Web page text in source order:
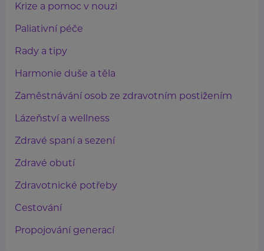
Krize a pomoc v nouzi
Paliativní péče
Rady a tipy
Harmonie duše a těla
Zaměstnávání osob ze zdravotním postižením
Lázeňství a wellness
Zdravé spaní a sezení
Zdravé obutí
Zdravotnické potřeby
Cestování
Propojování generací